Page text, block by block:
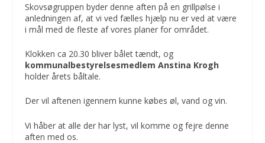
Skovsøgruppen byder denne aften på en grillpølse i
anledningen af, at vi ved fælles hjælp nu er ved at være
i mål med de fleste af vores planer for området.
Klokken ca 20.30 bliver bålet tændt, og
kommunalbestyrelsesmedlem Anstina Krogh
holder årets båltale.
Der vil aftenen igennem kunne købes øl, vand og vin.
Vi håber at alle der har lyst, vil komme og fejre denne
aften med os.